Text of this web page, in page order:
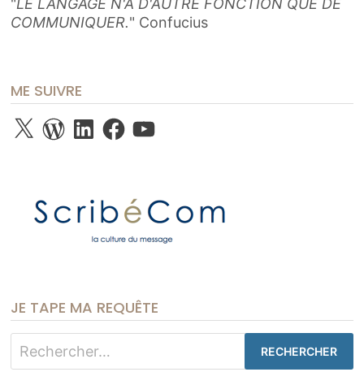
"LE LANGAGE N'A D'AUTRE FONCTION QUE DE
COMMUNIQUER." Confucius
ME SUIVRE
X WordPress
LinkedInFacebook
YouTube
JE TAPE MA REQUÊTE
Rechercher :